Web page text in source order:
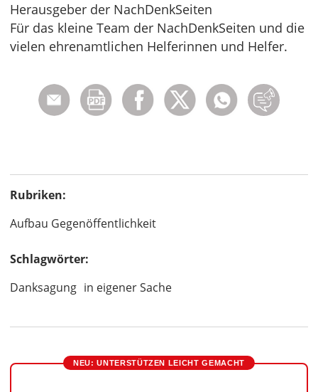
Herausgeber der NachDenkSeiten
Für das kleine Team der NachDenkSeiten und die
vielen ehrenamtlichen Helferinnen und Helfer.
Rubriken:
Aufbau Gegenöffentlichkeit
Schlagwörter:
Danksagung in eigener Sache
NEU: UNTERSTÜTZEN LEICHT GEMACHT